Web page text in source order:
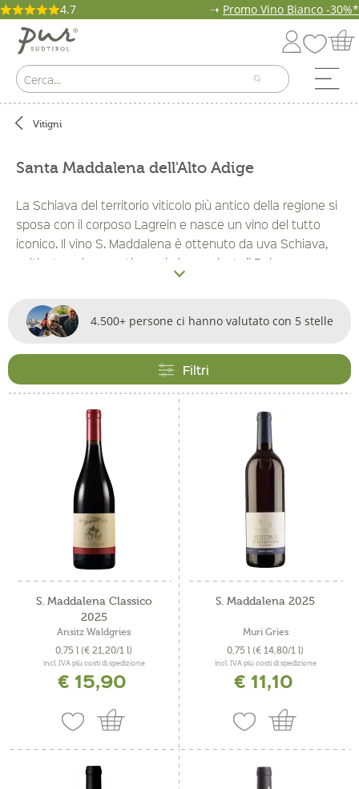
4.7 ➝ Promo Vino Bianco -30%*
Vitigni
Santa Maddalena dell'Alto Adige
La Schiava del territorio viticolo più antico della regione si
sposa con il corposo Lagrein e nasce un vino del tutto
iconico. Il vino S. Maddalena è ottenuto da uva Schiava,
coltivata sui versanti eponimi a nordest di Bolzano,
affinata con un decimo di Lagrein. L’occhiello al fiore tra
questi vini è il maestoso
equilibrio armonioso tra acidità e tannini e una pienezza
eccezionale si aggiudica il titolo di variante più nobile e
raffinata di Schiava dell’Alto Adige.
4.500+ persone ci hanno valutato con 5 stelle
Filtri
S. Maddalena Classico
2025
Ansitz Waldgries
0,75 l (€ 21,20/1 l)
incl. IVA più costi di spedizione
€ 15,90
S. Maddalena 2025
Muri Gries
0,75 l (€ 14,80/1 l)
incl. IVA più costi di spedizione
€ 11,10